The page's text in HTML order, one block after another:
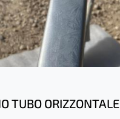
TUBO ORIZZONTALE